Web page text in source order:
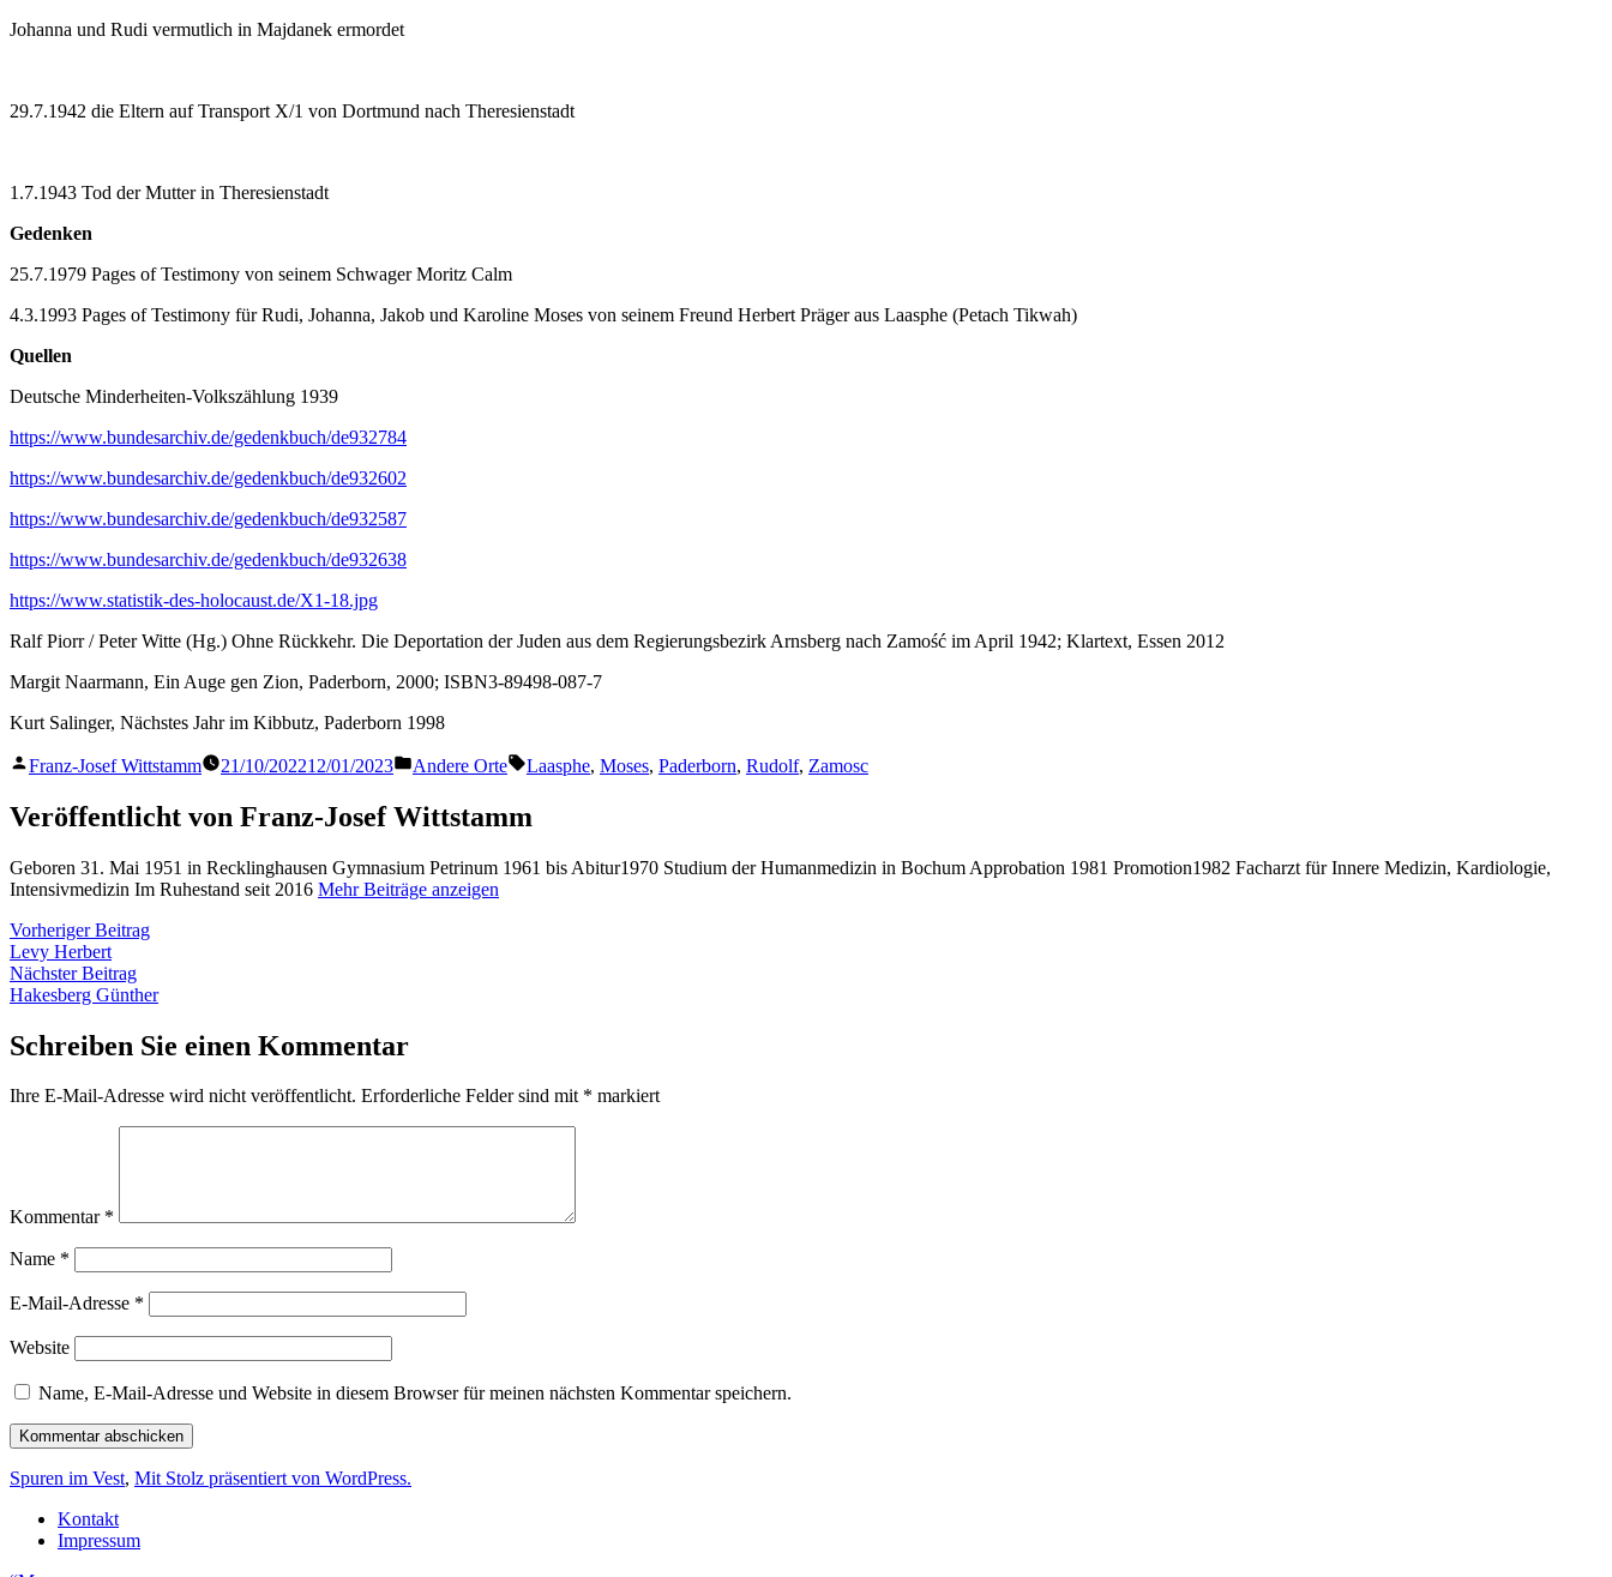
Johanna und Rudi vermutlich in Majdanek ermordet
29.7.1942 die Eltern auf Transport X/1 von Dortmund nach Theresienstadt
1.7.1943 Tod der Mutter in Theresienstadt
Gedenken
25.7.1979 Pages of Testimony von seinem Schwager Moritz Calm
4.3.1993 Pages of Testimony für Rudi, Johanna, Jakob und Karoline Moses von seinem Freund Herbert Präger aus Laasphe (Petach Tikwah)
Quellen
Deutsche Minderheiten-Volkszählung 1939
https://www.bundesarchiv.de/gedenkbuch/de932784
https://www.bundesarchiv.de/gedenkbuch/de932602
https://www.bundesarchiv.de/gedenkbuch/de932587
https://www.bundesarchiv.de/gedenkbuch/de932638
https://www.statistik-des-holocaust.de/X1-18.jpg
Ralf Piorr / Peter Witte (Hg.) Ohne Rückkehr. Die Deportation der Juden aus dem Regierungsbezirk Arnsberg nach Zamość im April 1942; Klartext, Essen 2012
Margit Naarmann, Ein Auge gen Zion, Paderborn, 2000; ISBN3-89498-087-7
Kurt Salinger, Nächstes Jahr im Kibbutz, Paderborn 1998
Veröffentlicht
Franz-Josef Wittstamm 21/10/202212/01/2023
Veröffentlicht
Andere Orte Schlagwörter:
Laasphe, Moses, Paderborn, Rudolf, Zamosc
Veröffentlicht von Franz-Josef Wittstamm
Geboren 31. Mai 1951 in Recklinghausen Gymnasium Petrinum 1961 bis Abitur1970 Studium der Humanmedizin in Bochum Approbation 1981 Promotion1982 Facharzt für Innere Medizin, Kardiologie,
Intensivmedizin Im Ruhestand seit 2016 Mehr Beiträge anzeigen
Beitragsnavigation
Vorheriger BeitragVorheriger
Levy Herbert
Nächster BeitragNächster
Beitrag:
Hakesberg Günther
Schreiben Sie einen Kommentar
Ihre E-Mail-Adresse wird nicht veröffentlicht. Erforderliche Felder sind mit * markiert
Kommentar *
Name *
E-Mail-Adresse *
Website
Name, E-Mail-Adresse und Website in diesem Browser für meinen nächsten Kommentar speichern.
Spuren im Vest, Mit Stolz präsentiert von WordPress.
Kontakt
Impressum